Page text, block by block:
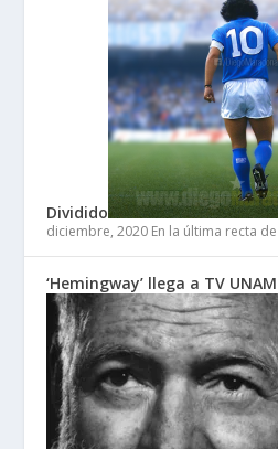
Dividido
diciembre, 2020 En la última recta
‘Hemingway’ llega a TV UNAM